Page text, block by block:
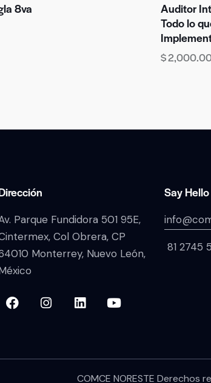
8va
Auditor
Todo lo
$
Parque Fundidora 501 95E,
Col Obrera, CP
Monterrey, Nuevo León,
Say Hello
81 2745
COMCE NORESTE Derechos